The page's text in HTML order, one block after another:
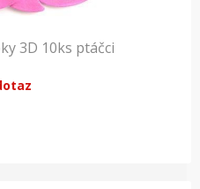
3D 10ks ptáčci